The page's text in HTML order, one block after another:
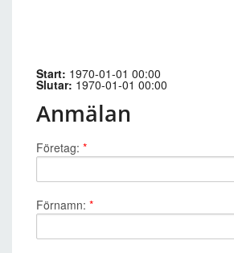
Start: 1970-01-01 00:00
Slutar: 1970-01-01 00:00
Anmälan
Företag: *
Förnamn: *